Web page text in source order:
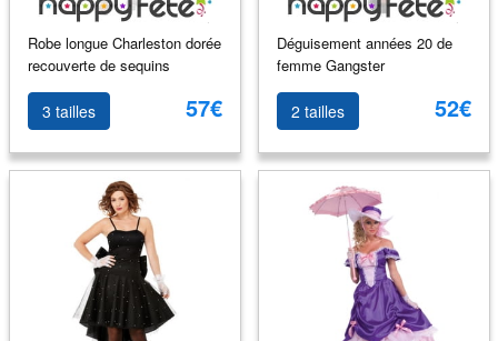
Robe longue Charleston dorée
recouverte de sequins
3 tailles 57€
Déguisement années 20 de
femme Gangster
2 tailles 52€